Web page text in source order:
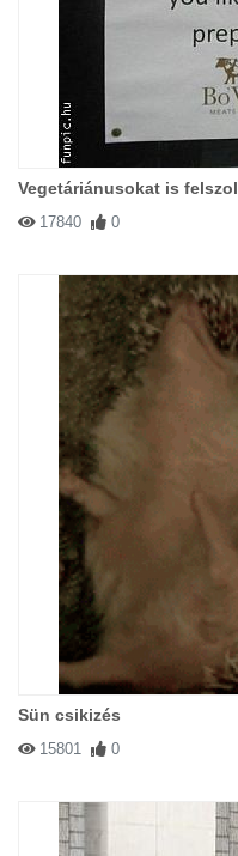
Vegetáriánusokat is
17840 0
Sün csikizés
15801 0